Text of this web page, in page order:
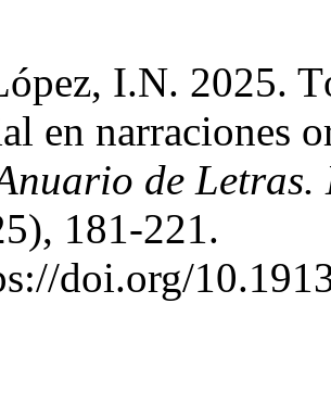
I.N. 2025.
en narraciones
de
181-221.
doi.org/